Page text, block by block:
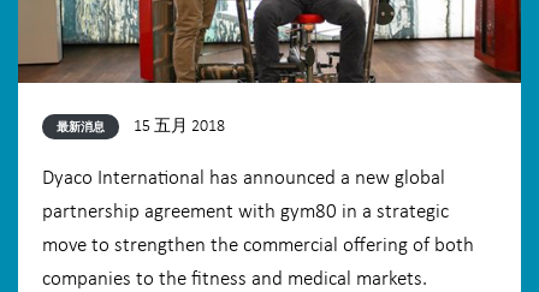
最新消息 15 五月 2018
Dyaco International has announced a new global
partnership agreement with gym80 in a strategic
move to strengthen the commercial offering of both
companies to the fitness and medical markets.